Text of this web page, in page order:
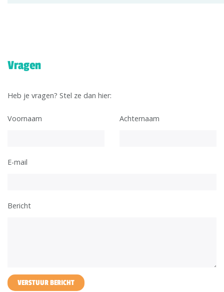
Vragen
Heb je vragen? Stel ze dan hier:
Voornaam Achternaam
E-mail
Bericht
VERSTUUR BERICHT